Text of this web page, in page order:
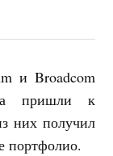
и Broadcom
пришли к
них получил
портфолио.